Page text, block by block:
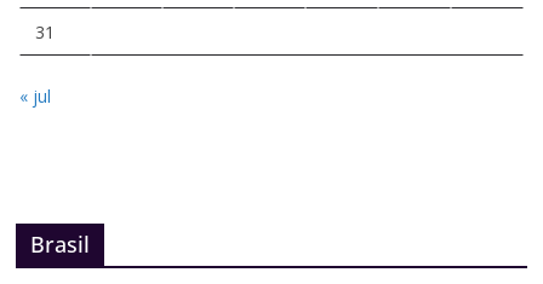
31
« jul
Brasil